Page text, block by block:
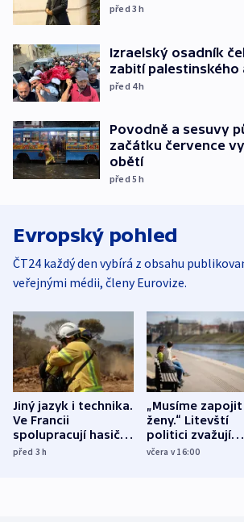
před 3h
Izraelský osadník
zabití
před 4h
Povodně a sesuvy
začátku července
obětí
před 5h
Evropský pohled
ČT24 každý den vybírá z obsahu
veřejnými médii, členy Eurovize.
Jiný jazyk i technika.
Ve Francii
spolupracují hasiči z
různých zemí
před 3h
„Musíme zapojit
ženy.“ Litevští
politici zvažují
dohodu o
včera v 16:00